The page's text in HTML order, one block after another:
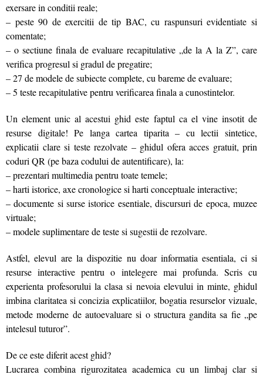
exersare in conditii reale;
– peste 90 de exercitii de tip BAC, cu raspunsuri evidentiate si
comentate;
– o sectiune finala de evaluare recapitulative „de la A la Z”, care
verifica progresul si gradul de pregatire;
– 27 de modele de subiecte complete, cu bareme de evaluare;
– 5 teste recapitulative pentru verificarea finala a cunostintelor.
Un element unic al acestui ghid este faptul ca el vine insotit de
resurse digitale! Pe langa cartea tiparita – cu lectii sintetice,
explicatii clare si teste rezolvate – ghidul ofera acces gratuit, prin
coduri QR (pe baza codului de autentificare), la:
– prezentari multimedia pentru toate temele;
– harti istorice, axe cronologice si harti conceptuale interactive;
– documente si surse istorice esentiale, discursuri de epoca, muzee
virtuale;
– modele suplimentare de teste si sugestii de rezolvare.
Astfel, elevul are la dispozitie nu doar informatia esentiala, ci si
resurse interactive pentru o intelegere mai profunda. Scris cu
experienta profesorului la clasa si nevoia elevului in minte, ghidul
imbina claritatea si concizia explicatiilor, bogatia resurselor vizuale,
metode moderne de autoevaluare si o structura gandita sa fie „pe
intelesul tuturor”.
De ce este diferit acest ghid?
Lucrarea combina rigurozitatea academica cu un limbaj clar si